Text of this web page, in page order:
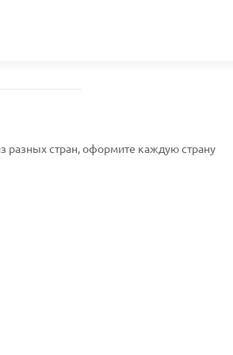
разных стран, оформите каждую страну